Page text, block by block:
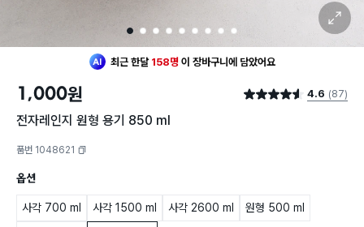
1 2 3 4 5 6 7 8 9
확대 보기
최근 한달 158명 이 장바구니에 담았어요
1,000원 별점 4.6점 4.6 (87)
전자레인지 원형 용기 850 ml
품번 1048621
옵션
사각 700 ml 사각 1500 ml 사각 2600 ml 원형 500 ml